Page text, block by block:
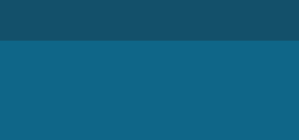
Formulário de busca